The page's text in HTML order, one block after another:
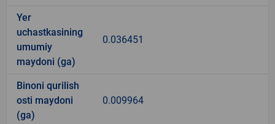
Yer
uchastkasining
umumiy
maydoni (ga)
0.036451
Binoni qurilish
osti maydoni
(ga)
0.009964